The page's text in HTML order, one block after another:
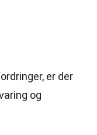
er der
og